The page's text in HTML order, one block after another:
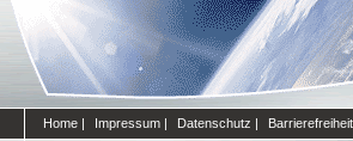
Home | Impressum | Datenschutz | Barrierefreiheit